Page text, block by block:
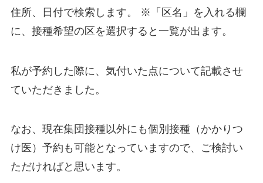
住所、日付で検索します。 ※「区名」を入れる欄
に、接種希望の区を選択すると一覧が出ます。
私が予約した際に、気付いた点について記載させ
ていただきました。
なお、現在集団接種以外にも個別接種（かかりつ
け医）予約も可能となっていますので、ご検討い
ただければと思います。